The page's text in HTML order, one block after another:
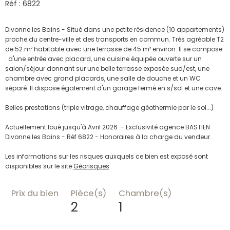
Réf : 6822
Divonne les Bains - Situé dans une petite résidence (10 appartements)
proche du centre-ville et des transports en commun. Très agréable T2
de 52 m² habitable avec une terrasse de 45 m² environ. Il se compose
: d'une entrée avec placard, une cuisine équipée ouverte sur un
salon/séjour donnant sur une belle terrasse exposée sud/est, une
chambre avec grand placards, une salle de douche et un WC
séparé. Il dispose également d'un garage fermé en s/sol et une cave.
Belles prestations (triple vitrage, chauffage géothermie par le sol...)
Actuellement loué jusqu'à Avril 2026 - Exclusivité agence BASTIEN
Divonne les Bains - Réf 6822 - Honoraires à la charge du vendeur.
Les informations sur les risques auxquels ce bien est exposé sont
disponibles sur le site Géorisques
Prix du bien Pièce(s)
2
Chambre(s)
1